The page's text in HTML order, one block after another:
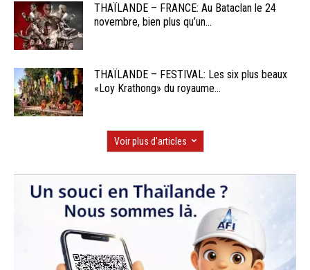
THAÏLANDE – FRANCE: Au Bataclan le 24
novembre, bien plus qu’un...
THAÏLANDE – FESTIVAL: Les six plus beaux
«Loy Krathong» du royaume...
Voir plus d'articles